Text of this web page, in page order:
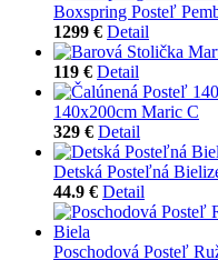
Boxspring Posteľ
1299 € Detail
119 € Detail
140x200cm Maric C
329 € Detail
Detská Posteľná
44.9 € Detail
Poschodová Posteľ